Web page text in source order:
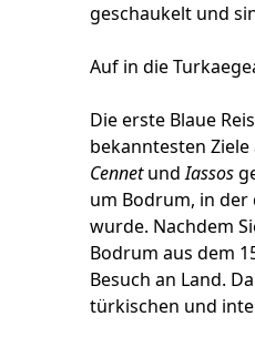
geschaukelt und
Auf in die
Die erste Blaue
bekanntesten
CennetundIassos
um Bodrum, in der
wurde. Nachdem
Bodrum aus dem
Besuch an Land.
türkischen und